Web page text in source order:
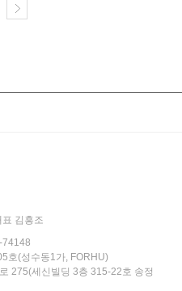
김흥조
74148
호(성수동1가, FORHU)
275(세신빌딩 3층 315-22호 송정